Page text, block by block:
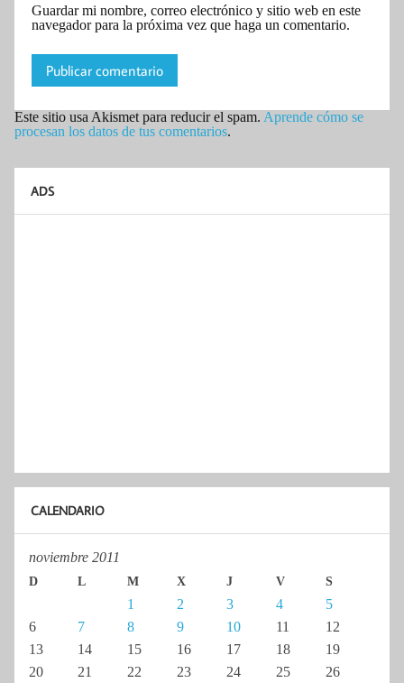
Guardar mi nombre, correo electrónico y sitio web en este
navegador para la próxima vez que haga un comentario.
Este sitio usa Akismet para reducir el spam. Aprende cómo se
procesan los datos de tus comentarios.
ADS
CALENDARIO
noviembre 2011
D L M X J V S
1 2 3 4
5
6
7 8 9 10 11
12
13
14 15 16 17 18
19
20
21 22 23 24 25 26